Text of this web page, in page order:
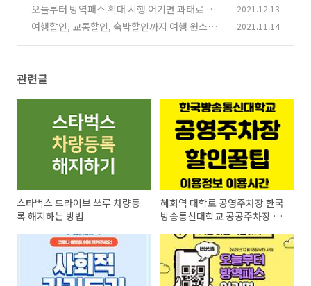
6)
오늘부터 방역패스 확대 시행 어기면 과태료 부과
(8)
2021.12.13
여행할인, 교통할인, 숙박할인까지 여행 원스톱
2021.11.14
관련글
스타벅스 드라이브 쓰루 차량등
록 해지하는 방법
혜화역 대학로 공영주차장 한국
방송통신대학교 공공주차장 주